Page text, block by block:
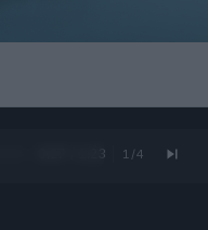
0:28 / 1:23 1 /4